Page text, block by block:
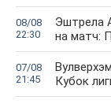
08/08
22:30
Эштрела
на матч:
07/08
21:45
Кубок